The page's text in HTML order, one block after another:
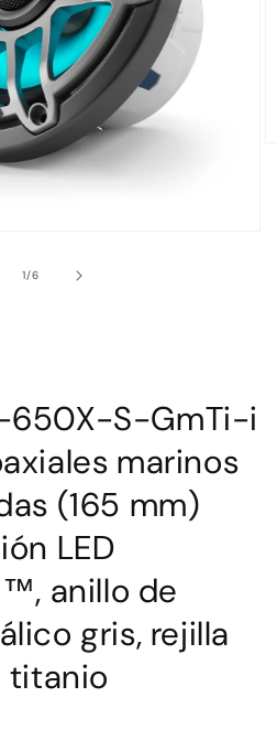
1/de
6
650X-S-GmTi-i
marinos
(165 mm)
LED
anillo de
gris, rejilla
titanio